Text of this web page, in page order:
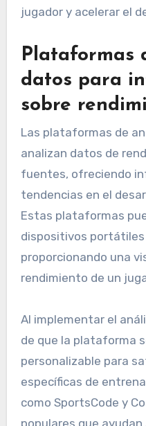
Utilizando el análisis
los jugadores,
decisiones tácticas y
Revisar regularmente
partidos puede
jugador y acelerar el
Plataformas
datos para
sobre
Las plataformas de
analizan datos de
tendencias en el
Estas plataformas
dispositivos portátiles
proporcionando una
rendimiento de un